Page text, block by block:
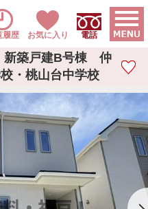
履歴 お気に入り 電話
新築戸建B号棟 仲
・桃山台中学校